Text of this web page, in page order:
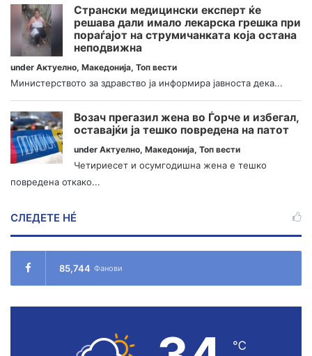
Странски медицински експерт ќе
решава дали имало лекарска грешка при
пораѓајот на струмичанката која остана
неподвижна
under Актуелно, Македонија, Топ вести
Министерството за здравство ја информира јавноста дека...
Возач прегазил жена во Ѓорче и избегал,
оставајќи ја тешко повредена на патот
under Актуелно, Македонија, Топ вести
Четириесет и осумгодишна жена е тешко
повредена откако...
СЛЕДЕТЕ НÉ
85,744 Фанови
℃